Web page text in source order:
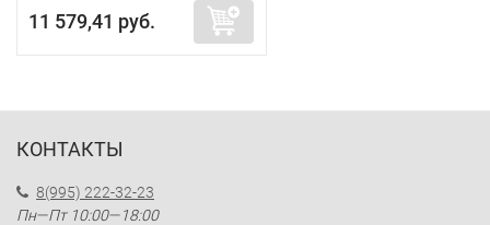
11 579,41 руб.
КОНТАКТЫ
8(995) 222-32-23
Пн—Пт 10:00—18:00